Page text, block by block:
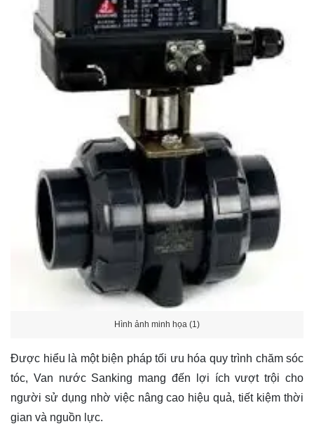
Hình ảnh minh họa (1)
Được hiểu là một biện pháp tối ưu hóa quy trình chăm sóc
tóc, Van nước Sanking mang đến lợi ích vượt trội cho
người sử dụng nhờ việc nâng cao hiệu quả, tiết kiệm thời
gian và nguồn lực.